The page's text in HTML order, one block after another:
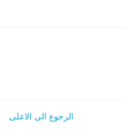
الرجوع الى الاعلى